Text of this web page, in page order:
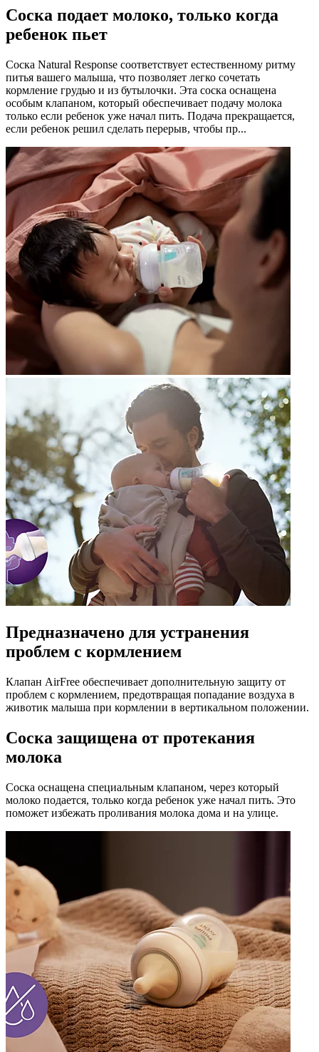
Соска подает молоко, только когда
ребенок пьет
Соска Natural Response соответствует естественному ритму
питья вашего малыша, что позволяет легко сочетать
кормление грудью и из бутылочки. Эта соска оснащена
особым клапаном, который обеспечивает подачу молока
только если ребенок уже начал пить. Подача прекращается,
если ребенок решил сделать перерыв, чтобы пр...
Предназначено для устранения
проблем с кормлением
Клапан AirFree обеспечивает дополнительную защиту от
проблем с кормлением, предотвращая попадание воздуха в
животик малыша при кормлении в вертикальном положении.
Соска защищена от протекания
молока
Соска оснащена специальным клапаном, через который
молоко подается, только когда ребенок уже начал пить. Это
поможет избежать проливания молока дома и на улице.